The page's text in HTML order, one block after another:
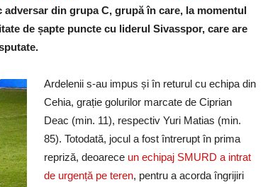
din grupa C, grupă în care, la momentul
de șapte puncte cu liderul Sivasspor, care are
Ardelenii s-au impus și în returul cu echipa din
Cehia, grație golurilor marcate de Ciprian
Deac (min. 11), respectiv Yuri Matias (min.
85). Totodată, jocul a fost întrerupt în prima
repriză, deoarece un echipaj SMURD a intrat
de urgență pe teren, pentru a acorda îngrijiri